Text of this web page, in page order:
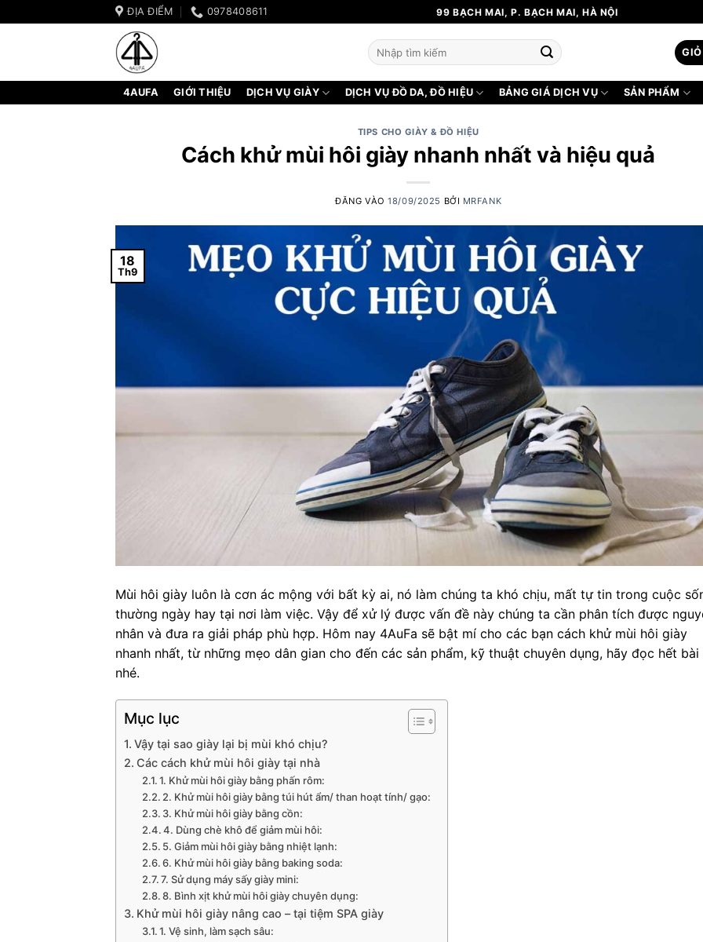
qua
ĐỊA ĐIỂM 0978408611 99 BẠCH MAI, P. BẠCH MAI, HÀ NỘI
Tìm
kiếm:
4AUFA GIỚI THIỆU DỊCH VỤ GIÀY DỊCH VỤ ĐỒ DA, ĐỒ HIỆU BẢNG GIÁ DỊCH VỤ SẢN PHẨM
TIPS CHO GIÀY & ĐỒ HIỆU
Cách khử mùi hôi giày nhanh nhất và hiệu quả
ĐĂNG VÀO18/09/2025 BỞI MRFANK
18
Th9
Mùi hôi giày luôn là cơn ác mộng với bất kỳ ai, nó làm chúng ta khó chịu, mất tự tin trong cuộc
thường ngày hay tại nơi làm việc. Vậy để xử lý được vấn đề này chúng ta cần phân tích được
nhân và đưa ra giải pháp phù hợp. Hôm nay 4AuFa sẽ bật mí cho các bạn cách khử mùi hôi giày
nhanh nhất, từ những mẹo dân gian cho đến các sản phẩm, kỹ thuật chuyên dụng, hãy đọc hết bài
nhé.
Mục lục
Vậy tại sao giày lại bị mùi khó chịu?
Các cách khử mùi hôi giày tại nhà
1. Khử mùi hôi giày bằng phấn rôm:
2. Khử mùi hôi giày bằng túi hút ẩm/ than hoạt tính/ gạo:
3. Khử mùi hôi giày bằng cồn:
4. Dùng chè khô để giảm mùi hôi:
5. Giảm mùi hôi giày bằng nhiệt lạnh:
6. Khử mùi hôi giày bằng baking soda:
7. Sử dụng máy sấy giày mini:
8. Bình xịt khử mùi hôi giày chuyên dụng:
Khử mùi hôi giày nâng cao – tại tiệm SPA giày
1. Vệ sinh, làm sạch sâu: